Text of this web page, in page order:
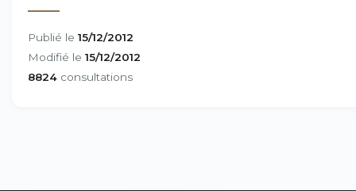
Publié le 15/12/2012
Modifié le 15/12/2012
8824 consultations